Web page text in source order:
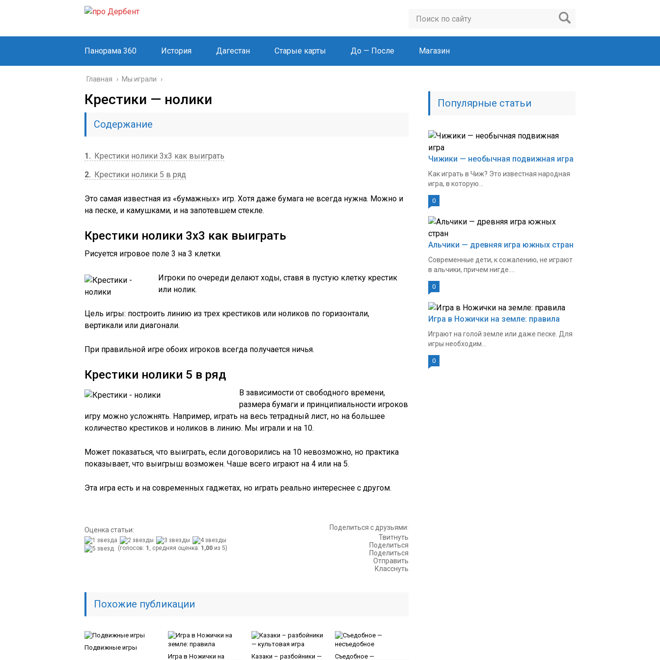
Панорама 360 История Дагестан Старые карты До — После Магазин
Главная › Мы играли ›
Крестики — нолики
Содержание
1
Крестики нолики 3х3 как выиграть
2
Крестики нолики 5 в ряд
Это самая известная из «бумажных» игр. Хотя даже бумага не всегда нужна. Можно и
на песке, и камушками, и на запотевшем стекле.
Крестики нолики 3х3 как выиграть
Рисуется игровое поле 3 на 3 клетки.
Игроки по очереди делают ходы, ставя в пустую клетку крестик
или нолик.
Цель игры: построить линию из трех крестиков или ноликов по горизонтали,
вертикали или диагонали.
При правильной игре обоих игроков всегда получается ничья.
Крестики нолики 5 в ряд
В зависимости от свободного времени,
размера бумаги и принципиальности игроков
игру можно усложнять. Например, играть на весь тетрадный лист, но на большее
количество крестиков и ноликов в линию. Мы играли и на 10.
Может показаться, что выиграть, если договорились на 10 невозможно, но практика
показывает, что выигрыш возможен. Чаше всего играют на 4 или на 5.
Эта игра есть и на современных гаджетах, но играть реально интереснее с другом.
Оценка статьи:
(голосов: 1 , средняя оценка: 1,00 из 5)
Поделиться с друзьями:
Твитнуть
Поделиться
Поделиться
Отправить
Класснуть
Похожие публикации
Подвижные игры
Игра в Ножички на
Казаки – разбойники — Съедобное —
Популярные статьи
Чижики — необычная подвижная игра
Как играть в Чиж? Это известная народная
игра, в которую...
0
Альчики — древняя игра южных стран
Современные дети, к сожалению, не играют
в альчики, причем нигде....
0
Игра в Ножички на земле: правила
Играют на голой земле или даже песке. Для
игры необходим...
0